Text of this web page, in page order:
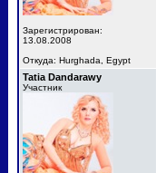
Зарегистрирован:
13.08.2008
Откуда: Hurghada, Egypt
Tatia Dandarawy
Участник